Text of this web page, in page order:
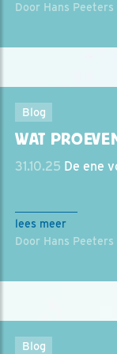
Door Hans Peeters
Blog
WAT
31.10.25 De ene
lees meer
Door Hans Peeters
Blog